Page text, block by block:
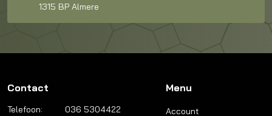
1315 BP Almere
Contact
Telefoon:
036 5304422
Menu
Account